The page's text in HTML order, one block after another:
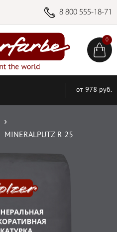
8 800 555-18-71
0
от 978 руб.
MINERALPUTZ R 25